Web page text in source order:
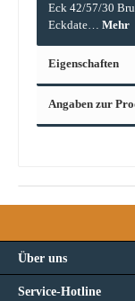
Eck 42/57/30
Eckdate… Mehr
Eigenschaften
Angaben zur
Über uns
Service-Hotline